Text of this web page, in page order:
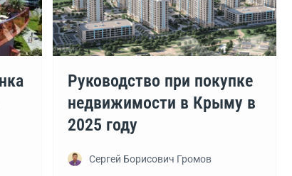
Руководство при покупке
недвижимости в Крыму в
2025 году
Сергей Борисович Громов